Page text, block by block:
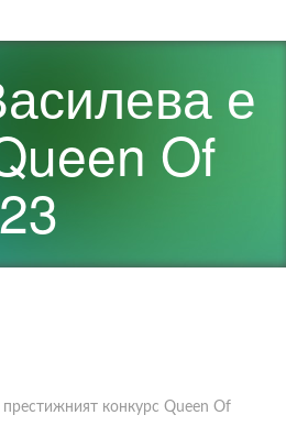
е
Of
конкурс Queen Of